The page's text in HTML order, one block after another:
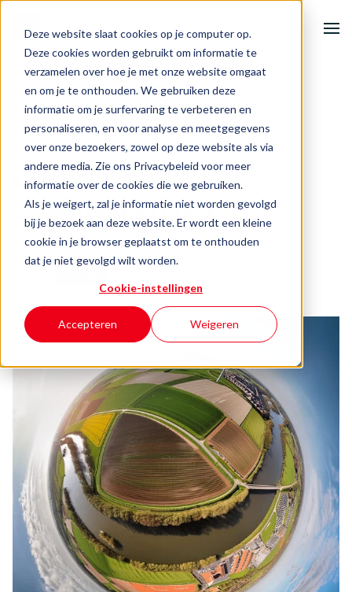
Deze website slaat cookies op je computer op.
Deze cookies worden gebruikt om informatie te
verzamelen over hoe je met onze website omgaat
en om je te onthouden. We gebruiken deze
informatie om je surfervaring te verbeteren en
personaliseren, en voor analyse en meetgegevens
over onze bezoekers, zowel op deze website als via
andere media. Zie ons Privacybeleid voor meer
informatie over de cookies die we gebruiken.
Als je weigert, zal je informatie niet worden gevolgd
bij je bezoek aan deze website. Er wordt een kleine
cookie in je browser geplaatst om te onthouden
dat je niet gevolgd wilt worden.
Cookie-instellingen
Accepteren Weigeren
Onze activiteiten
Ondernemersuitdagingen
Events & inspiratie
Over BOOST
Contact
| Circo Track in Steenwijkerland
Circulair
Circo Track in
Steenwijkerland
Author